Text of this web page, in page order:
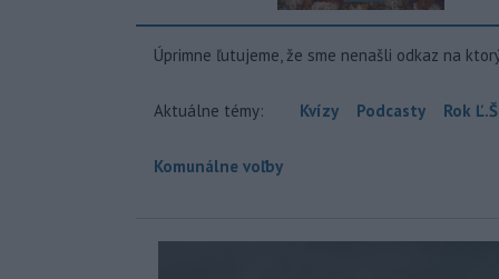
Úprimne ľutujeme, že sme nenašli odkaz na
Aktuálne témy: Kvízy Podcasty Rok
Komunálne voľby